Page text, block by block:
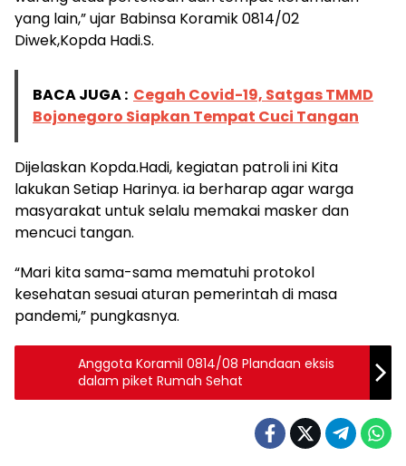
yang lain,” ujar Babinsa Koramik 0814/02
Diwek,Kopda Hadi.S.
BACA JUGA : Cegah Covid-19, Satgas TMMD
Bojonegoro Siapkan Tempat Cuci Tangan
Dijelaskan Kopda.Hadi, kegiatan patroli ini Kita
lakukan Setiap Harinya. ia berharap agar warga
masyarakat untuk selalu memakai masker dan
mencuci tangan.
“Mari kita sama-sama mematuhi protokol
kesehatan sesuai aturan pemerintah di masa
pandemi,” pungkasnya.
Anggota Koramil 0814/08 Plandaan eksis
dalam piket Rumah Sehat